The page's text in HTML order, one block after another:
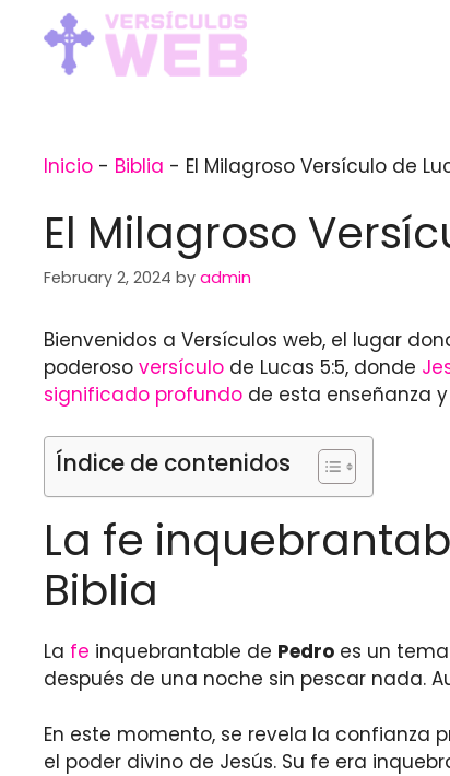
content
Inicio - Biblia - El Milagroso Versículo de
El Milagroso
February 2, 2024 by admin
Bienvenidos a Versículos web, el lugar
poderoso versículo de Lucas 5:5, donde
significado profundo de esta enseñanza
Índice de contenidos
La fe
Biblia
La fe inquebrantable de Pedro es un
después de una noche sin pescar nada.
En este momento, se revela la confianza
el poder divino de Jesús. Su fe era